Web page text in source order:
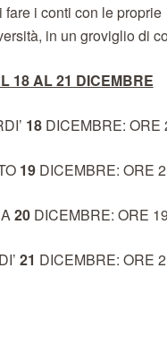
i conti con le proprie
in un groviglio di
18 AL 21 DICEMBRE
18 DICEMBRE: ORE
19 DICEMBRE: ORE
20 DICEMBRE: ORE
21 DICEMBRE: ORE